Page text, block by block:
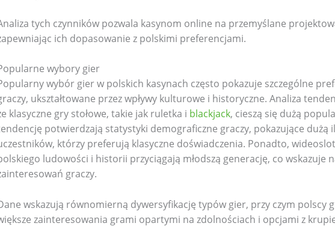
tych czynników pozwala kasynom online na przemyślane
ich dopasowanie z polskimi preferencjami.
wybory gier
wybór gier w polskich kasynach często pokazuje szczególne
ukształtowane przez wpływy kulturowe i historyczne. Analiza
klasyczne gry stołowe, takie jak ruletka i blackjack, cieszą się dużą
potwierdzają statystyki demograficzne graczy, pokazujące dużą
którzy preferują klasyczne doświadczenia. Ponadto,
ludowości i historii przyciągają młodszą generację, co wskazuje
graczy.
wskazują równomierną dywersyfikację typów gier, przy czym polscy
zainteresowania grami opartymi na zdolnościach i opcjami z